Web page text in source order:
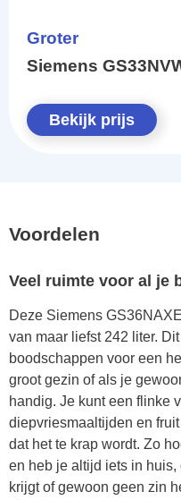
Groter
Siemens
Bekijk prijs
Voordelen
Veel ruimte voor al je
Deze Siemens
van maar liefst 242 liter.
boodschappen voor een
groot gezin of als je
handig. Je kunt een flinke
diepvriesmaaltijden en
dat het te krap wordt. Zo
en heb je altijd iets in
krijgt of gewoon geen zin